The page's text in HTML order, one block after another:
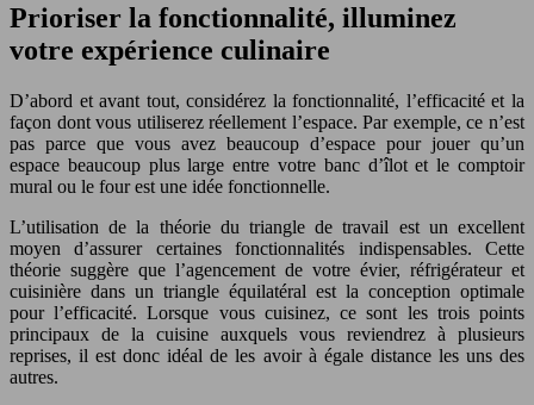
Prioriser la fonctionnalité, illuminez
votre expérience culinaire
D’abord et avant tout, considérez la fonctionnalité, l’efficacité et la
façon dont vous utiliserez réellement l’espace. Par exemple, ce n’est
pas parce que vous avez beaucoup d’espace pour jouer qu’un
espace beaucoup plus large entre votre banc d’îlot et le comptoir
mural ou le four est une idée fonctionnelle.
L’utilisation de la théorie du triangle de travail est un excellent
moyen d’assurer certaines fonctionnalités indispensables. Cette
théorie suggère que l’agencement de votre évier, réfrigérateur et
cuisinière dans un triangle équilatéral est la conception optimale
pour l’efficacité. Lorsque vous cuisinez, ce sont les trois points
principaux de la cuisine auxquels vous reviendrez à plusieurs
reprises, il est donc idéal de les avoir à égale distance les uns des
autres.